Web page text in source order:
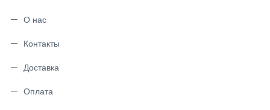
О нас
Контакты
Доставка
Оплата